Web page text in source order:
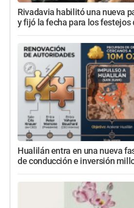
Rivadavia habilitó una nueva
y fijó la fecha para los festejos
Hualilán entra en una nueva
de conducción e inversión